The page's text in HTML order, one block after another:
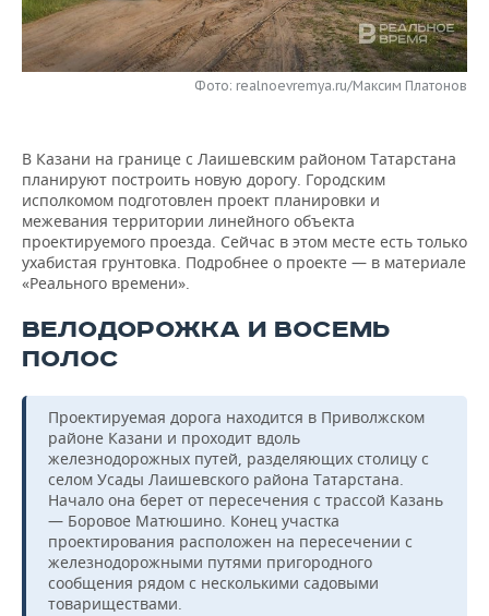
НЕФТЕХИМИЯ
НЕФТЬ
ЭНЕРГЕТИКА
РОЗНИЧНАЯ ТОРГОВЛЯ
НОВОСТИ ТЕХНОЛОГИЙ
ТЕЛЕКОММУНИКАЦИИ
МЕРОПРИЯТИЯ
НОВОСТИ МЕРОПРИЯТИЙ
БИЗНЕС-БРАНЧИ
ONLINE-КОНФЕРЕНЦИИ
ОТКРЫТАЯ ЛЕКЦИЯ
ФУТБОЛ
ХОККЕЙ
БАСКЕТБОЛ
ВОЛЕЙБОЛ
КИБЕРСПОРТ
ФИГУРНОЕ КАТАНИЕ
ВОДНЫЕ ВИДЫ СПОРТА
ХОККЕЙ С МЯЧОМ
НОВОСТИ ОБЩЕСТВА
ВЛАСТЬ
ИНФРАСТРУКТУРА
ИСТОРИЯ
КУЛЬТУРА
МЕДИЦИНА
ОБРАЗОВАНИЕ
ПРОИСШЕСТВИЯ
ФОТОГАЛЕРЕЯ
СЮЖЕТЫ
СПРАВОЧНИК
СПИСОК ПЕРСОН
СПИСОК КОМПАНИЙ
ПОЛНАЯ ВЕРСИЯ
Фото: realnoevremya.ru/Максим Платонов
В Казани на границе с Лаишевским районом Татарстана
планируют построить новую дорогу. Городским
исполкомом подготовлен проект планировки и
межевания территории линейного объекта
проектируемого проезда. Сейчас в этом месте есть только
ухабистая грунтовка. Подробнее о проекте — в материале
«Реального времени».
ВЕЛОДОРОЖКА И ВОСЕМЬ
ПОЛОС
Проектируемая дорога находится в Приволжском
районе Казани и проходит вдоль
железнодорожных путей, разделяющих столицу с
селом Усады Лаишевского района Татарстана.
Начало она берет от пересечения с трассой Казань
— Боровое Матюшино. Конец участка
проектирования расположен на пересечении с
железнодорожными путями пригородного
сообщения рядом с несколькими садовыми
товариществами.